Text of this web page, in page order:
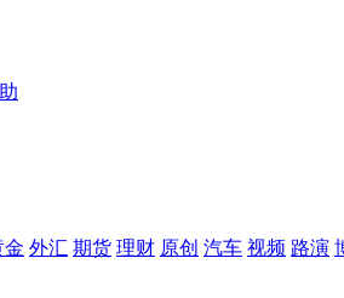
金 外汇 期货 理财 原创 汽车 视频 路演